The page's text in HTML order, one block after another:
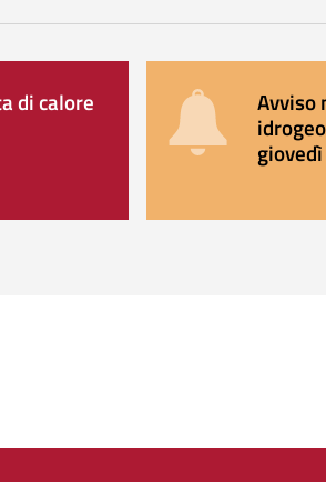
di calore Avviso